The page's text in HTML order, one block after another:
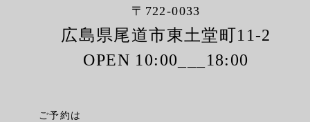
〒722-0033
広島県尾道市東土堂町11-2
OPEN 10:00___18:00
ご予約は